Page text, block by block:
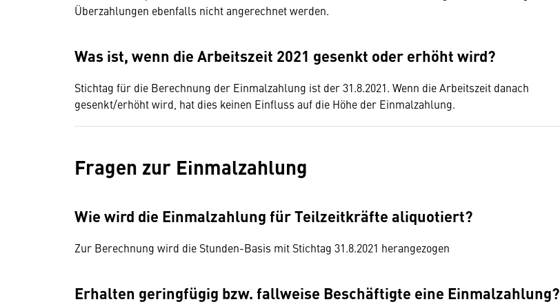
Überzahlungen ebenfalls nicht angerechnet werden.
Was ist, wenn die Arbeitszeit 2021 gesenkt oder erhöht wird?
Stichtag für die Berechnung der Einmalzahlung ist der 31.8.2021. Wenn die Arbeitszeit danach
gesenkt/erhöht wird, hat dies keinen Einfluss auf die Höhe der Einmalzahlung.
Fragen zur Einmalzahlung
Wie wird die Einmalzahlung für Teilzeitkräfte aliquotiert?
Zur Berechnung wird die Stunden-Basis mit Stichtag 31.8.2021 herangezogen
Erhalten geringfügig bzw. fallweise Beschäftigte eine Einmalzahlung?